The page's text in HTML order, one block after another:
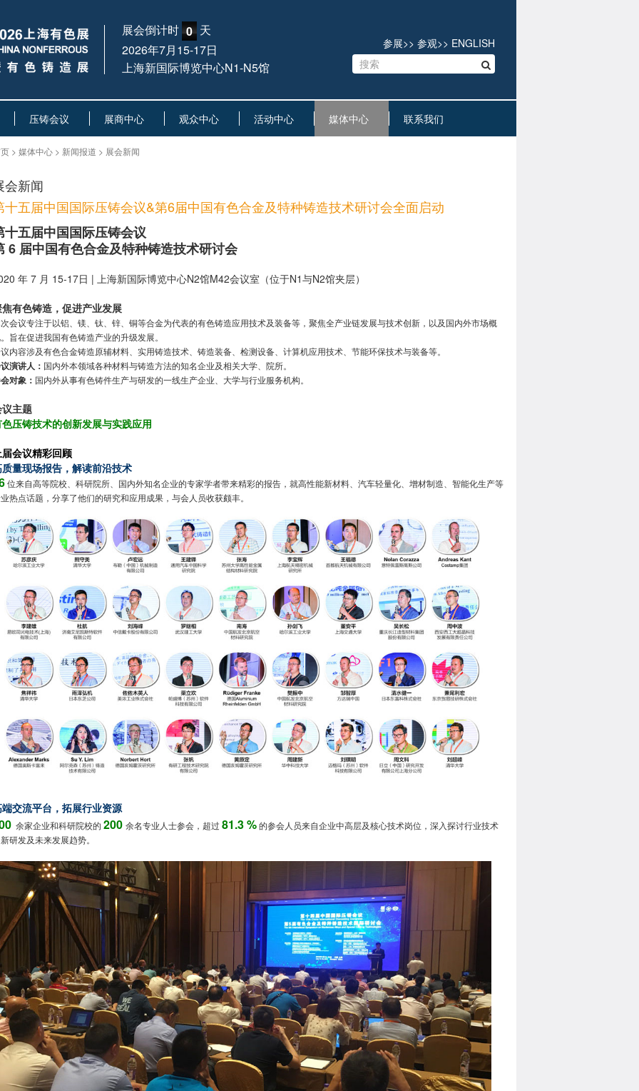
展会倒计时 0 天
2026年7月15-17日
上海新国际博览中心N1-N5馆
参展>> 参观>> ENGLISH
压铸会议 展商中心 观众中心 活动中心 媒体中心 联系我们
> 媒体中心 > 新闻报道 > 展会新闻
会新闻
十五届中国国际压铸会议&第6届中国有色合金及特种铸造技术研讨会全面启动
十五届中国国际压铸会议
6 届中国有色合金及特种铸造技术研讨会
年 7 月 15-17日 | 上海新国际博览中心N2馆M42会议室（位于N1与N2馆夹层）
有色铸造，促进产业发展
会议专注于以铝、镁、钛、锌、铜等合金为代表的有色铸造应用技术及装备等，聚焦全产业链发展与技术创新，以及国内外市场概
旨在促进我国有色铸造产业的升级发展。
内容涉及有色合金铸造原辅材料、实用铸造技术、铸造装备、检测设备、计算机应用技术、节能环保技术与装备等。
演讲人： 国内外本领域各种材料与铸造方法的知名企业及相关大学、院所。
对象： 国内外从事有色铸件生产与研发的一线生产企业、大学与行业服务机构。
主题
压铸技术的创新发展与实践应用
会议精彩回顾
量现场报告，解读前沿技术
位来自高等院校、科研院所、国内外知名企业的专家学者带来精彩的报告，就高性能新材料、汽车轻量化、增材制造、智能化生产等
热点话题，分享了他们的研究和应用成果，与会人员收获颇丰。
交流平台，拓展行业资源
余家企业和科研院校的 200 余名专业人士参会，超过 81.3 %的参会人员来自企业中高层及核心技术岗位，深入探讨行业技术
研发及未来发展趋势。